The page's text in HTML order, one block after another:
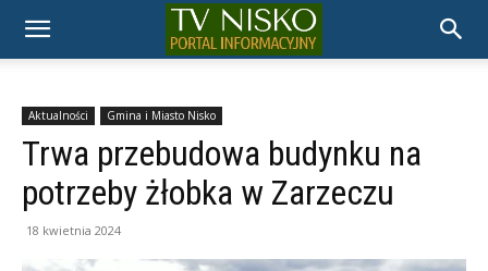
TELEWIZJA
NISKO
Aktualności Gmina i Miasto Nisko
Trwa przebudowa budynku na
potrzeby żłobka w Zarzeczu
18 kwietnia 2024